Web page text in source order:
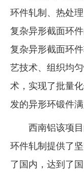
行情报价
数字报
环件轧制、热处
复杂异形截面环
复杂异形截面环
艺技术、组织均
术，实现了批量
发的异形环锻件
西南铝该项
环件轧制提供了
了国内，达到了